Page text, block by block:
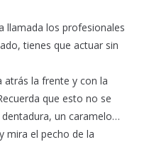
llamada los profesionales
tienes que actuar sin
atrás la frente y con la
que esto no se
un caramelo…
mira el pecho de la